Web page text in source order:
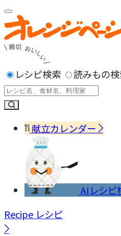
レシピ検索 読みもの
献立カレンダー
AIレシピ
Recipe レシピ